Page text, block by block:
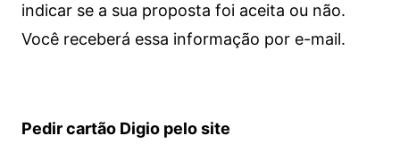
indicar se a sua proposta foi aceita ou não.
Você receberá essa informação por e-mail.
Pedir cartão Digio pelo site